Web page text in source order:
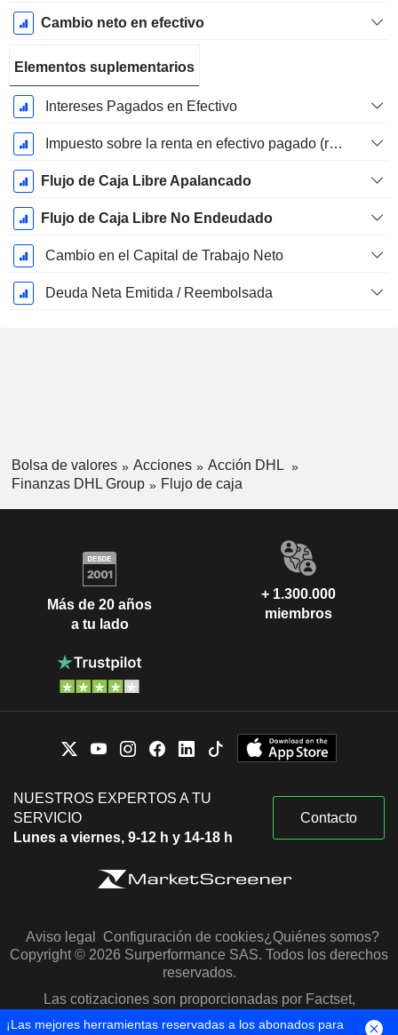
Cambio neto en efectivo
Elementos suplementarios
Intereses Pagados en Efectivo
Impuesto sobre la renta en efectivo pagado (reembolso)
Flujo de Caja Libre Apalancado
Flujo de Caja Libre No Endeudado
Cambio en el Capital de Trabajo Neto
Deuda Neta Emitida / Reembolsada
Bolsa de valores Acciones
Acción DHL
Finanzas DHL Group
Flujo de caja
Más de 20 años
a tu lado
+ 1.300.000
miembros
NUESTROS EXPERTOS A TU
SERVICIO
Lunes a viernes, 9-12 h y 14-18 h
Contacto
Aviso legal Configuración de cookies¿Quiénes somos?
Copyright © 2026 Surperformance SAS. Todos los derechos
reservados.
Las cotizaciones son proporcionadas por Factset,
Morningstar y S&P Capital IQ
¡Las mejores herramientas reservadas a los abonados para